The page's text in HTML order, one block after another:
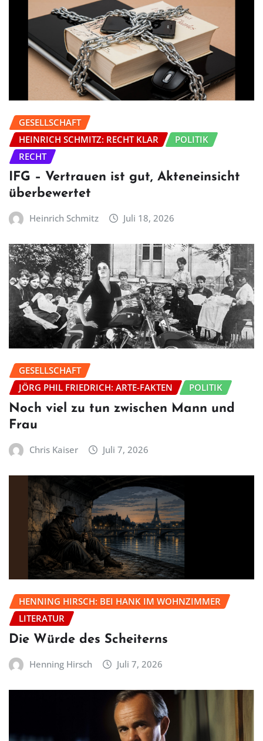
GESELLSCHAFT
HEINRICH SCHMITZ: RECHT KLAR
POLITIK
RECHT
IFG – Vertrauen ist gut, Akteneinsicht
überbewertet
Heinrich Schmitz Juli 18, 2026
GESELLSCHAFT
JÖRG PHIL FRIEDRICH: ARTE-FAKTEN
POLITIK
Noch viel zu tun zwischen Mann und
Frau
Chris Kaiser Juli 7, 2026
HENNING HIRSCH: BEI HANK IM WOHNZIMMER
LITERATUR
Die Würde des Scheiterns
Henning Hirsch Juli 7, 2026